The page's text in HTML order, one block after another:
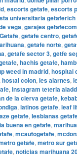
, escorts getafe, escorts
universitaria getaferich
vega, garajes
Getafe, getafe centro,
, getafe norte,
, getafe sector 3, getfe
, hachis getafe,
weed in madrid, hospital
hostal colon, ies alarnes,
, instagram teteria
de la cierva getafe,
, latinos getafe, leaf
getafe, lesbianas
buena en getafe,
, mcautogetafe,
getafe, metro sur
, noticias marihuana